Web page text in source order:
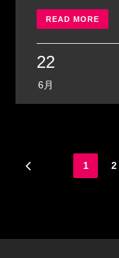
READ MORE
22
6月
1 2